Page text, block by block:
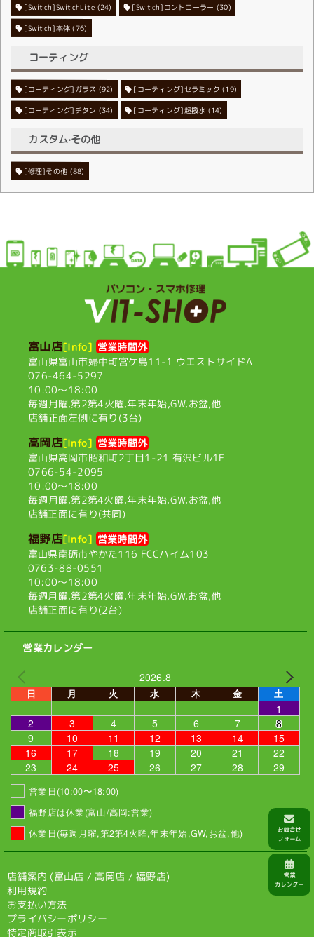
[Switch]SwitchLite (24) [Switch]コントローラー (30)
[Switch]本体 (76)
コーティング
[コーティング]ガラス (92) [コーティング]セラミック (19)
[コーティング]チタン (34) [コーティング]超撥水 (14)
カスタム·その他
[修理]その他 (88)
富山店[Info] 営業時間外
富山県富山市婦中町宮ケ島11-1 ウエストサイドA
076-464-5297
10:00〜18:00
毎週月曜,第2第4火曜,年末年始,GW,お盆,他
店舗正面左側に有り(3台)
高岡店[Info] 営業時間外
富山県高岡市昭和町2丁目1-21 有沢ビル1F
0766-54-2095
10:00〜18:00
毎週月曜,第2第4火曜,年末年始,GW,お盆,他
店舗正面に有り(共同)
福野店[Info] 営業時間外
富山県南砺市やかた116 FCCハイム103
0763-88-0551
10:00〜18:00
毎週月曜,第2第4火曜,年末年始,GW,お盆,他
店舗正面に有り(2台)
営業カレンダー
2026.8
日 月 火 水 木 金 土
1
2
3 4 5 6 7
8
9
10 11 12 13 14
15
16
17 18 19 20 21
22
23
24 25 26 27 28 29
営業日(10:00〜18:00)
福野店は休業(富山/高岡:営業)
休業日(毎週月曜,第2第4火曜,年末年始,GW,お盆,他)
店舗案内 (富山店 / 高岡店 /福野店)
利用規約
お支払い方法
プライバシーポリシー
特定商取引表示